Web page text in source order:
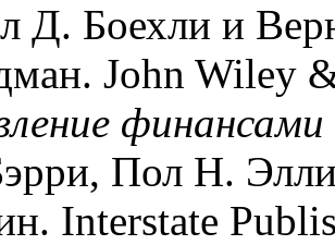
Д. Боехли и
John Wiley
финансами
Пол Н.
Interstate